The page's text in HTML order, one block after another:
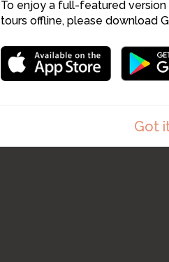
To enjoy a full-featured
tours offline, please download
Got